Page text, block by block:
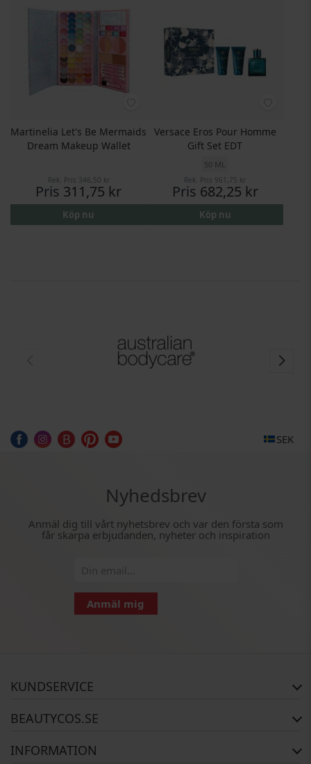
Martinelia Let's Be Mermaids
Dream Makeup Wallet
Rek. Pris 346,50 kr
Pris 311,75 kr
Köp nu
Versace Eros Pour Homme
Gift Set EDT
50 ML
Rek. Pris 961,75 kr
Pris 682,25 kr
Köp nu
SEK
Nyhedsbrev
Anmäl dig till vårt nyhetsbrev och var den första som
får skarpa erbjudanden, nyheter och inspiration
Anmäl mig
KUNDSERVICE
BEAUTYCOS.SE
INFORMATION